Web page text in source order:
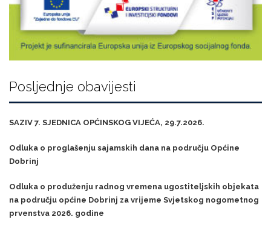
Posljednje obavijesti
SAZIV 7. SJEDNICA OPĆINSKOG VIJEĆA, 29.7.2026.
Odluka o proglašenju sajamskih dana na području Općine
Dobrinj
Odluka o produženju radnog vremena ugostiteljskih objekata
na području općine Dobrinj za vrijeme Svjetskog nogometnog
prvenstva 2026. godine